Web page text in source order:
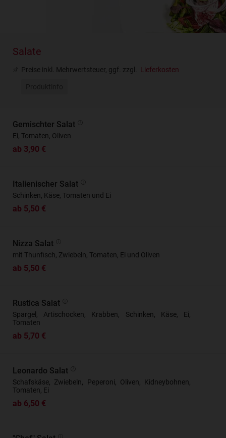
Salate
Preise inkl. Mehrwertsteuer, ggf. zzgl. Lieferkosten
Gemischter Salat
Ei, Tomaten, Oliven
ab 3,90 €
Italienischer Salat
Schinken, Käse, Tomaten und Ei
ab 5,50 €
Nizza Salat
mit Thunfisch, Zwiebeln, Tomaten, Ei und Oliven
ab 5,50 €
Rustica Salat
Spargel, Artischocken, Krabben, Schinken, Käse, Ei,
Tomaten
ab 5,70 €
Leonardo Salat
Schafskäse, Zwiebeln, Peperoni, Oliven, Kidneybohnen,
Tomaten, Ei
ab 6,50 €